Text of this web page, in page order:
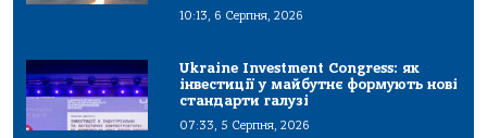
10:13, 6 Серпня, 2026
Ukraine Investment Congress: як
інвестиції у майбутнє формують нові
стандарти галузі
07:33, 5 Серпня, 2026